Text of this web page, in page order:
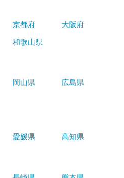
京都府
大阪府
和歌山県
岡山県
広島県
愛媛県 高知県